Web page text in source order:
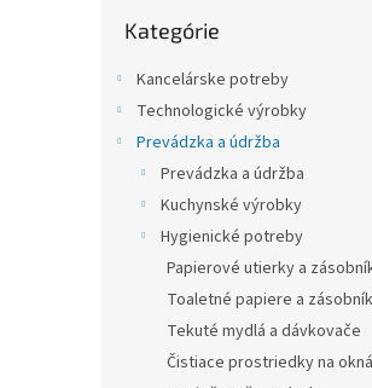
kategórie
Kategórie
Kancelárske potreby
Technologické výrobky
Prevádzka a údržba
Prevádzka a údržba
Kuchynské výrobky
Hygienické potreby
Papierové utierky a
Toaletné papiere a
Tekuté mydlá a dávkovače
Čistiace prostriedky na okná